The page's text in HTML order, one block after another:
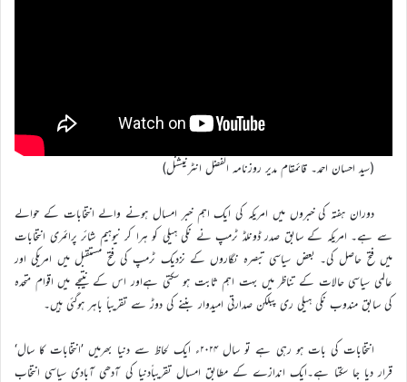
(سید احسان احمد۔ قائمقام مدیر روزنامہ الفضل انٹرنیشنل)
دوران ہفتہ کی خبروں میں امریکہ کی ایک اہم خبر امسال ہونے والے انتخابات کے حوالے
سے ہے۔ امریکہ کے سابق صدر ڈونلڈ ٹرمپ نے نکی ہیلی کو ہرا کر نیوہیم شائر پرائمری انتخابات
میں فتح حاصل کی۔ بعض سیاسی تبصرہ نگاروں کے نزدیک ٹرمپ کی فتح مستقبل میں امریکی اور
عالمی سیاسی حالات کے تناظر میں بہت اہم ثابت ہو سکتی ہےاور اس کے نتیجے میں اقوام متحدہ
کی سابق مندوب نکی ہیلی ری پبلکن صدارتی امیدوار بننے کی دوڑ سے تقریباً باہر ہوگئی ہیں۔
انتخابات کی بات ہو رہی ہے تو سال ۲۰۲۴ء ایک لحاظ سے دنیا بھرمیں ’انتخابات کا سال‘
قرار دیا جا سکتا ہے۔ایک اندازے کے مطابق امسال تقریباًدنیا کی آدھی آبادی سیاسی انتخاب